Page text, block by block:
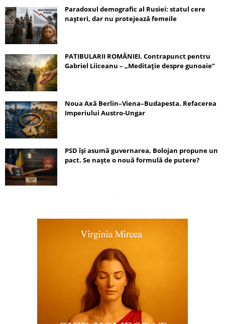
Paradoxul demografic al Rusiei: statul cere
nașteri, dar nu protejează femeile
PATIBULARII ROMÂNIEI. Contrapunct pentru
Gabriel Liiceanu – „Meditație despre gunoaie”
Noua Axă Berlin–Viena–Budapesta. Refacerea
Imperiului Austro-Ungar
PSD își asumă guvernarea, Bolojan propune un
pact. Se naște o nouă formulă de putere?